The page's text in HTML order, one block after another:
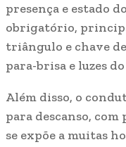
presença e estado
obrigatório,
triângulo e chave
para-brisa e luzes
Além disso, o
para descanso, com
se expõe a muitas